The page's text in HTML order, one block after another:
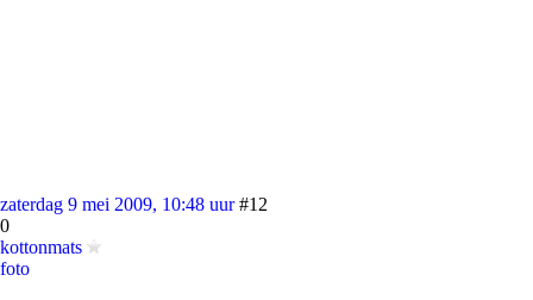
zaterdag 9 mei 2009, 10:48 uur #12
0
kottonmats
foto